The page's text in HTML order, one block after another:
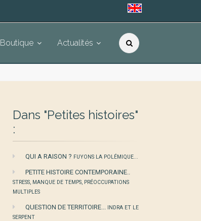
Boutique Actualités
Dans "Petites histoires"
:
QUI A RAISON ? FUYONS LA POLÉMIQUE...
PETITE HISTOIRE CONTEMPORAINE..
STRESS, MANQUE DE TEMPS, PRÉOCCUPATIONS
MULTIPLES
QUESTION DE TERRITOIRE... INDRA ET LE
SERPENT